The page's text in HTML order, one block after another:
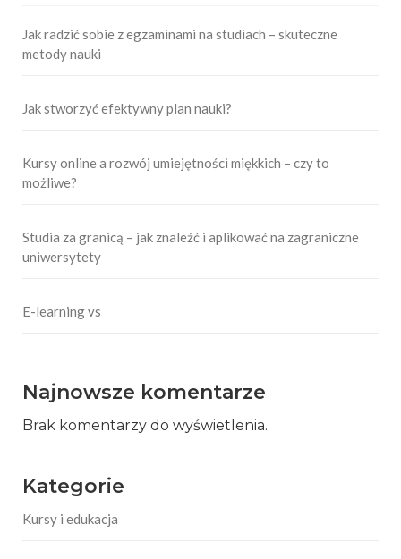
Jak radzić sobie z egzaminami na studiach – skuteczne
metody nauki
Jak stworzyć efektywny plan nauki?
Kursy online a rozwój umiejętności miękkich – czy to
możliwe?
Studia za granicą – jak znaleźć i aplikować na zagraniczne
uniwersytety
E-learning vs
Najnowsze komentarze
Brak komentarzy do wyświetlenia.
Kategorie
Kursy i edukacja